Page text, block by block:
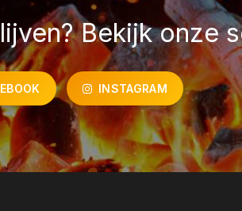
Bekijk onze
INSTAGRAM